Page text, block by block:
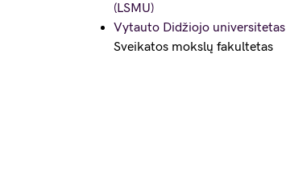
(LSMU)
Vytauto Didžiojo universitetas
Sveikatos mokslų fakultetas